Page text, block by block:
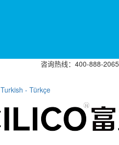
咨询热线：400-888-2065
Turkish - Türkçe